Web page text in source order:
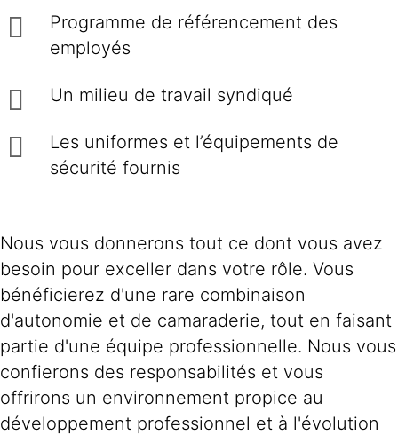
Programme de référencement des
employés
Un milieu de travail syndiqué
Les uniformes et l’équipements de
sécurité fournis
Nous vous donnerons tout ce dont vous avez
besoin pour exceller dans votre rôle. Vous
bénéficierez d'une rare combinaison
d'autonomie et de camaraderie, tout en faisant
partie d'une équipe professionnelle. Nous vous
confierons des responsabilités et vous
offrirons un environnement propice au
développement professionnel et à l'évolution